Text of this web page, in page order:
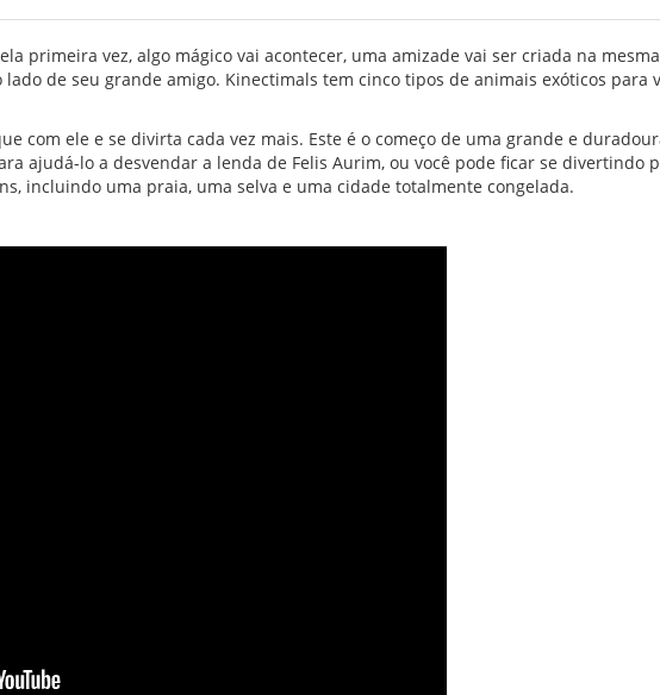
primeira vez, algo mágico vai acontecer, uma amizade vai ser criada na
de seu grande amigo. Kinectimals tem cinco tipos de animais exóticos para
com ele e se divirta cada vez mais. Este é o começo de uma grande e
ajudá-lo a desvendar a lenda de Felis Aurim, ou você pode ficar se divertindo
incluindo uma praia, uma selva e uma cidade totalmente congelada.